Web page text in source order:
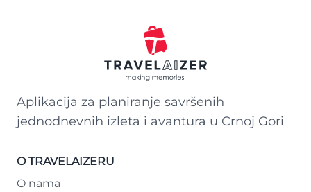
Aplikacija za planiranje savršenih
jednodnevnih izleta i avantura u Crnoj Gori
O TRAVELAIZERU
O nama